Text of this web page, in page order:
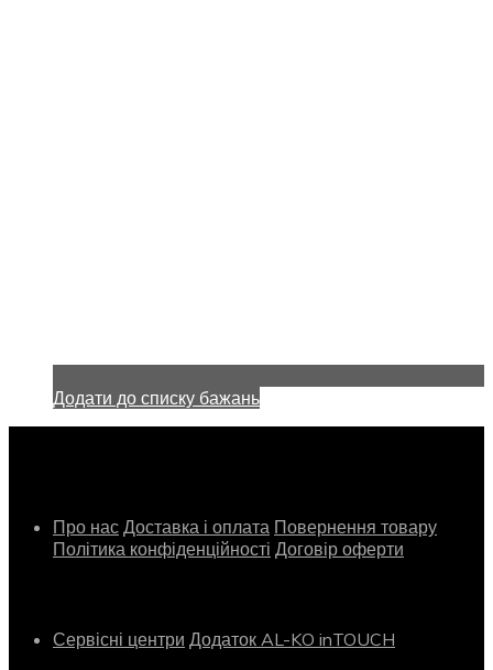
Додати до списку бажань
Про нас Доставка і оплата Повернення товару
Політика конфіденційності Договір оферти
Сервісні центри Додаток AL-KO inTOUCH